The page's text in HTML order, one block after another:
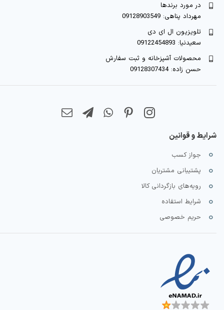
در مورد برندها
مهرداد پناهی: 09128903549
تلویزیون ال ای دی
سعیدنیا: 09122454893
محصولات آشپزخانه و ثبت سفارش
حسن زاده: 09128307434
شرایط و قوانین
جواز کسب
پشتیبانی مشتریان
رویه‌های بازگردانی کالا
شرایط استفاده
حریم خصوصی